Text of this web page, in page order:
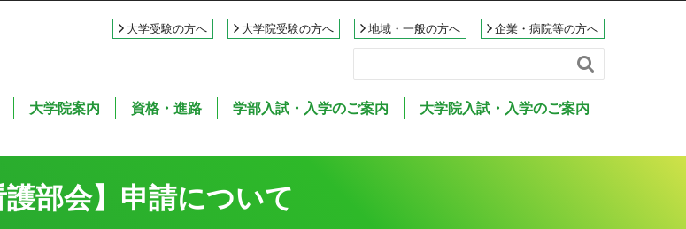
大学受験の方へ 大学院受験の方へ 地域・一般の方へ 企業・病院等の方へ

大学院案内 資格・進路 学部入試・入学のご案内 大学院入試・入学のご案内
部会】申請について